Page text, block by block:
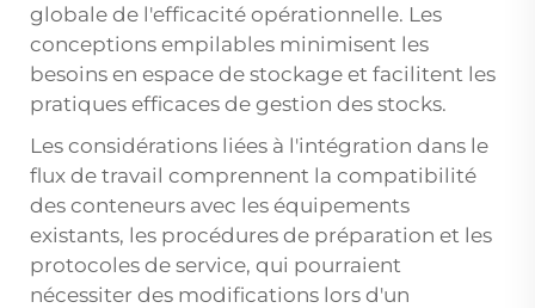
globale de l'efficacité opérationnelle. Les
conceptions empilables minimisent les
besoins en espace de stockage et facilitent les
pratiques efficaces de gestion des stocks.
Les considérations liées à l'intégration dans le
flux de travail comprennent la compatibilité
des conteneurs avec les équipements
existants, les procédures de préparation et les
protocoles de service, qui pourraient
nécessiter des modifications lors d'un